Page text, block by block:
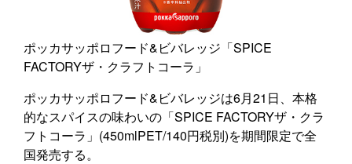
ポッカサッポロフード&ビバレッジ「SPICE
FACTORYザ・クラフトコーラ」
ポッカサッポロフード&ビバレッジは6月21日、本格
的なスパイスの味わいの「SPICE FACTORYザ・クラ
フトコーラ」(450mlPET/140円税別)を期間限定で全
国発売する。